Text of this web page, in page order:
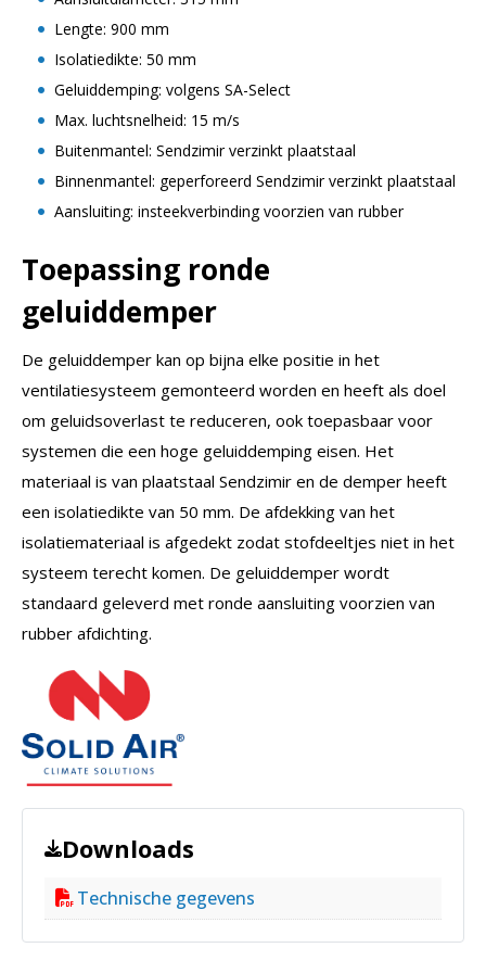
Lengte: 900 mm
Isolatiedikte: 50 mm
Geluiddemping: volgens SA-Select
Max. luchtsnelheid: 15 m/s
Buitenmantel: Sendzimir verzinkt plaatstaal
Binnenmantel: geperforeerd Sendzimir verzinkt plaatstaal
Aansluiting: insteekverbinding voorzien van rubber
Toepassing ronde
geluiddemper
De geluiddemper kan op bijna elke positie in het
ventilatiesysteem gemonteerd worden en heeft als doel
om geluidsoverlast te reduceren, ook toepasbaar voor
systemen die een hoge geluiddemping eisen. Het
materiaal is van plaatstaal Sendzimir en de demper heeft
een isolatiedikte van 50 mm. De afdekking van het
isolatiemateriaal is afgedekt zodat stofdeeltjes niet in het
systeem terecht komen. De geluiddemper wordt
standaard geleverd met ronde aansluiting voorzien van
rubber afdichting.
Downloads
Technische gegevens